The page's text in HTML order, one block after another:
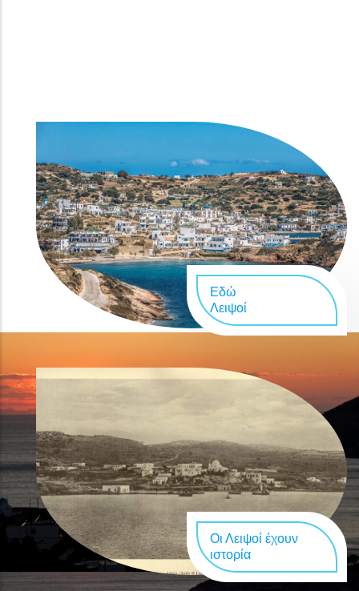
Εδώ
Λειψοί
Οι Λειψοί έχουν
ιστορία